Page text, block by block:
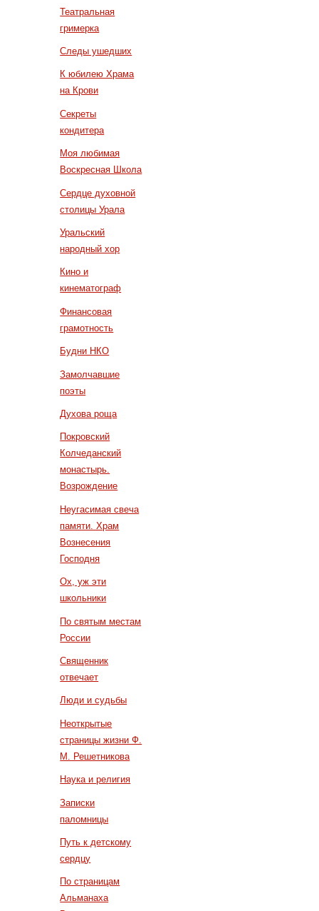
Театральная
гримерка
Следы ушедших
К юбилею Храма
на Крови
Секреты
кондитера
Моя любимая
Воскресная Школа
Сердце духовной
столицы Урала
Уральский
народный хор
Кино и
кинематограф
Финансовая
грамотность
Будни НКО
Замолчавшие
поэты
Духова роща
Покровский
Колчеданский
монастырь.
Возрождение
Неугасимая свеча
памяти. Храм
Вознесения
Господня
Ох, уж эти
школьники
По святым местам
России
Священник
отвечает
Люди и судьбы
Неоткрытые
страницы жизни Ф.
М. Решетникова
Наука и религия
Записки
паломницы
Путь к детскому
сердцу
По страницам
Альманаха